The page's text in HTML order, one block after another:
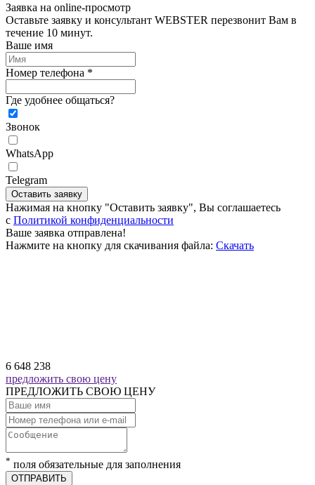
Заявка на online-просмотр
Оставьте заявку и консультант WEBSTER перезвонит Вам в
течение 10 минут.
Ваше имя
Номер телефона *
Где удобнее общаться?
Звонок
WhatsApp
Telegram
Оставить заявку
Нажимая на кнопку "Оставить заявку", Вы соглашаетесь
c Политикой конфиденциальности
Ваше заявка отправлена!
Нажмите на кнопку для скачивания файла: Скачать
6 648 238
предложить свою цену
ПРЕДЛОЖИТЬ СВОЮ ЦЕНУ
* поля обязательные для заполнения
ОТПРАВИТЬ